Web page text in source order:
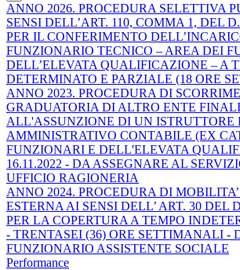
ANNO 2026. PROCEDURA SELETTIVA
SENSI DELL’ART. 110, COMMA 1, DEL
PER IL CONFERIMENTO
FUNZIONARIO TECNICO – AREA DEI
DELL’ELEVATA QUALIFICAZIONE – A
DETERMINATO E PARZIALE (18 ORE
ANNO 2023. PROCEDURA DI
GRADUATORIA DI ALTRO ENTE
ALL'ASSUNZIONE DI UN ISTRUTTORE
AMMINISTRATIVO CONTABILE (EX
FUNZIONARI E DELL'ELEVATA
16.11.2022 - DA ASSEGNARE AL
UFFICIO RAGIONERIA
ANNO 2024. PROCEDURA DI
ESTERNA AI SENSI DELL’ ART. 30 DEL
PER LA COPERTURA A TEMPO
- TRENTASEI (36) ORE SETTIMANALI -
FUNZIONARIO ASSISTENTE SOCIALE
Performance